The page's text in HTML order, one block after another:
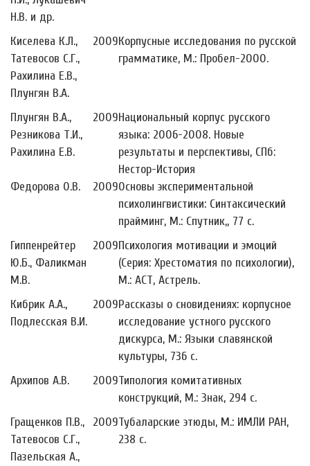
Н.В. и др.
Киселева К.Л.,
Татевосов С.Г.,
Рахилина Е.В.,
Плунгян В.А.
2009Корпусные исследования по русской
грамматике, М.: Пробел-2000.
Плунгян В.А.,
Резникова Т.И.,
Рахилина Е.В.
2009Национальный корпус русского
языка: 2006-2008. Новые
результаты и перспективы, СПб:
Нестор-История
Федорова О.В.
2009Основы экспериментальной
психолингвистики: Синтаксический
прайминг, М.: Спутник,, 77 с.
Гиппенрейтер
Ю.Б., Фаликман
М.В.
2009Психология мотивации и эмоций
(Серия: Хрестоматия по психологии),
М.: АСТ, Астрель.
Кибрик А.А.,
Подлесская В.И.
2009Рассказы о сновидениях: корпусное
исследование устного русского
дискурса, М.: Языки славянской
культуры, 736 с.
Архипов А.В.
2009Типология комитативных
конструкций, М.: Знак, 294 с.
Гращенков П.В.,
Татевосов С.Г.,
Пазельская А.,
2009Тубаларские этюды, М.: ИМЛИ РАН,
238 с.